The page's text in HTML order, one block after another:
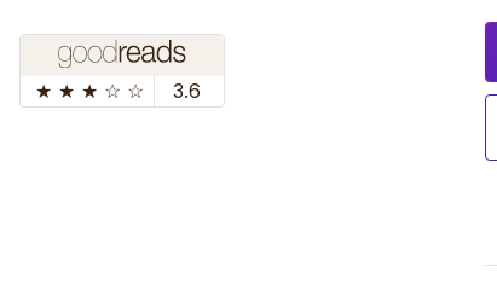
★ ★ ★ ☆ ☆ 3.6